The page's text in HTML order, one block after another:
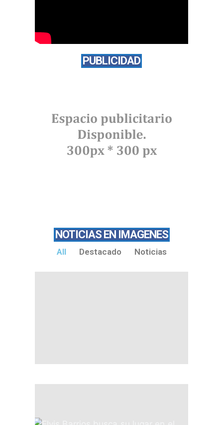
PUBLICIDAD
NOTICIAS EN IMAGENES
All Destacado Noticias